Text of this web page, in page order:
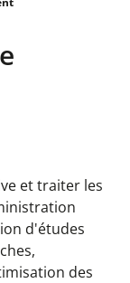
et traiter les
d'études
des